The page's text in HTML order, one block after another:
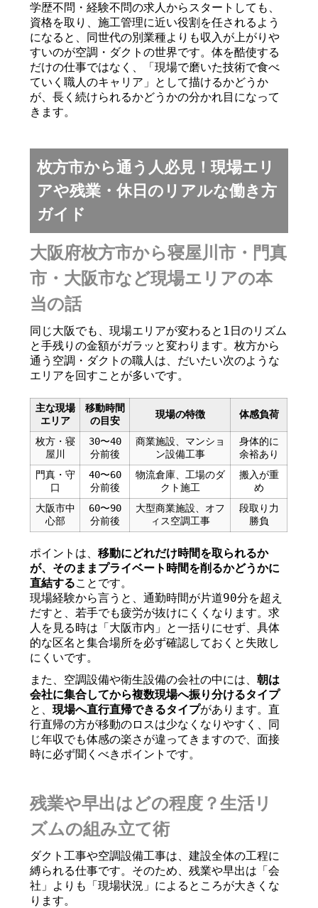
学歴不問・経験不問の求人からスタートしても、
資格を取り、施工管理に近い役割を任されるよう
になると、同世代の別業種よりも収入が上がりや
すいのが空調・ダクトの世界です。体を酷使する
だけの仕事ではなく、「現場で磨いた技術で食べ
ていく職人のキャリア」として描けるかどうか
が、長く続けられるかどうかの分かれ目になって
きます。
枚方市から通う人必見！現場エリ
アや残業・休日のリアルな働き方
ガイド
大阪府枚方市から寝屋川市・門真
市・大阪市など現場エリアの本
当の話
同じ大阪でも、現場エリアが変わると1日のリズム
と手残りの金額がガラッと変わります。枚方から
通う空調・ダクトの職人は、だいたい次のような
エリアを回すことが多いです。
主な現場
エリア
移動時間
の目安
現場の特徴 体感負荷
枚方・寝
屋川
30〜40
分前後
商業施設、マンショ
ン設備工事
身体的に
余裕あり
門真・守
口
40〜60
分前後
物流倉庫、工場のダ
クト施工
搬入が重
め
大阪市中
心部
60〜90
分前後
大型商業施設、オフ
ィス空調工事
段取り力
勝負
ポイントは、移動にどれだけ時間を取られるか
が、そのままプライベート時間を削るかどうかに
直結することです。
現場経験から言うと、通勤時間が片道90分を超え
だすと、若手でも疲労が抜けにくくなります。求
人を見る時は「大阪市内」と一括りにせず、具体
的な区名と集合場所を必ず確認しておくと失敗し
にくいです。
また、空調設備や衛生設備の会社の中には、朝は
会社に集合してから複数現場へ振り分けるタイプ
と、現場へ直行直帰できるタイプがあります。直
行直帰の方が移動のロスは少なくなりやすく、同
じ年収でも体感の楽さが違ってきますので、面接
時に必ず聞くべきポイントです。
残業や早出はどの程度？生活リ
ズムの組み立て術
ダクト工事や空調設備工事は、建設全体の工程に
縛られる仕事です。そのため、残業や早出は「会
社」よりも「現場状況」によるところが大きくな
ります。